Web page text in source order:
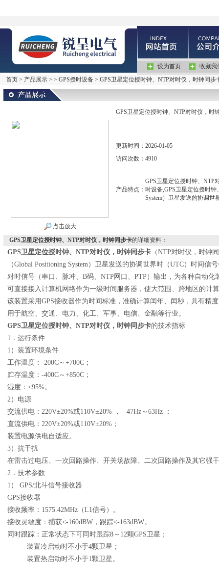
设为首页
收藏我
首页 > 产品展示 > > GPS授时设备 > GPS卫星定位授时钟、NTP对时仪，时钟同步
GPS卫星定位授时钟、NTP对时仪，时
点击放大
更新时间： 2026-01-05
访问次数： 4910
产品特点：
GPS卫星定位授时钟、NTP
时设备,GPS卫星定位授时钟
System）卫星发送的协调世
GPS卫星定位授时钟、NTP对时仪，时钟同步卡的详细资料：
GPS卫星定位授时钟、NTP对时仪，时钟同步卡（NTP对时仪，时钟
（Global Positioning System）卫星发送的协调世界时（UTC）时间信号
对时信号（串口、脉冲、 B码、NTP网口、PTP） 输出 ，为各种自动
可直接接入计算机网络作为一级时间服务器，使大范围、跨地区的计
该装置采用GPS接收器作为时间标准，准确计算闰年、闰秒， 具有精
用于航空、交通、电力、化工、军事、电信、金融等行业。
GPS卫星定位授时钟、NTP对时仪，时钟同步卡的技术指标
1．运行条件
1）装置环境条件
工作温度：-200C～+700C；
贮存温度：-400C～+850C；
湿度：<95%。
2）电源
交流供电：220V±20%或110V±20%， 47Hz～ 63Hz
；
直流供电：220V±20%或110V±20%；
装置电源供电自适应。
3）抗干扰
在雷击过电压、一次回路操作、开关场故障、二次回路操作及其它强
2． 技术参数
1） GPS/北斗信号接收器
GPS接收器
接收频率：1575.42MHz（L1信号）。
接收灵敏度：捕获<-160dBW，跟踪<-163dBW。
同时跟踪：正常状态下可同时跟踪8～12颗GPS卫星；
装置冷启动时不小于4颗卫星；
装置热启动时不小于1颗卫星。